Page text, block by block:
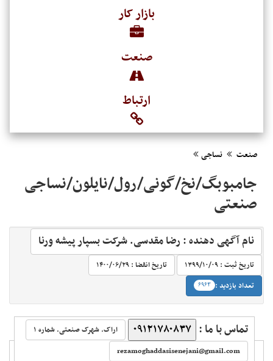
بازار کار
صنعت
ارتباط
صنعت نساجی
جامبوبگ/نخ/گونی/رول/نایلون/نساجی
صنعتی
نام آگهی دهنده : رضا مقدسی. شرکت بسپار پیشه ورنا
تاریخ ثبت : ۱۳۹۹/۱۰/۰۹‬ تاریخ انقضا : ۱۴۰۰/۰۶/۲۹‬
تعداد بازدید : ۶۹۶۳
تماس با ما : ۰۹۱۲۱۷۸۰۸۳۷
اراک. شهرک صنعتی. شماره ۱
rezamoghaddasisenejani@gmail.com